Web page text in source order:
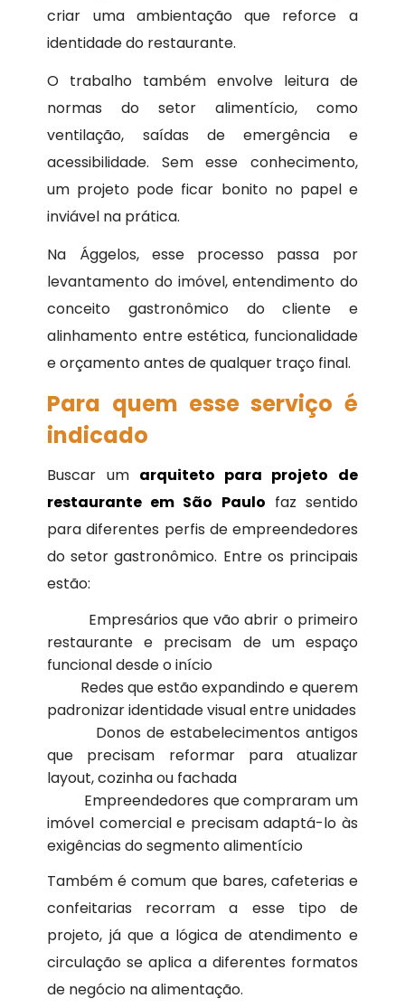
criar uma ambientação que reforce a
identidade do restaurante.
O trabalho também envolve leitura de
normas do setor alimentício, como
ventilação, saídas de emergência e
acessibilidade. Sem esse conhecimento,
um projeto pode ficar bonito no papel e
inviável na prática.
Na Ággelos, esse processo passa por
levantamento do imóvel, entendimento do
conceito gastronômico do cliente e
alinhamento entre estética, funcionalidade
e orçamento antes de qualquer traço final.
Para quem esse serviço é
indicado
Buscar um arquiteto para projeto de
restaurante em São Paulo faz sentido
para diferentes perfis de empreendedores
do setor gastronômico. Entre os principais
estão:
Empresários que vão abrir o primeiro
restaurante e precisam de um espaço
funcional desde o início
Redes que estão expandindo e querem
padronizar identidade visual entre unidades
Donos de estabelecimentos antigos
que precisam reformar para atualizar
layout, cozinha ou fachada
Empreendedores que compraram um
imóvel comercial e precisam adaptá-lo às
exigências do segmento alimentício
Também é comum que bares, cafeterias e
confeitarias recorram a esse tipo de
projeto, já que a lógica de atendimento e
circulação se aplica a diferentes formatos
de negócio na alimentação.